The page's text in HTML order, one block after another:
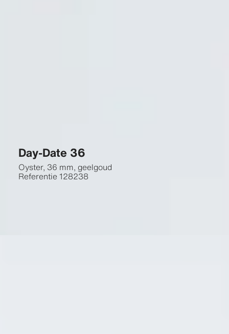
Day-Date 36
Oyster, 36 mm, geelgoud
Referentie128238